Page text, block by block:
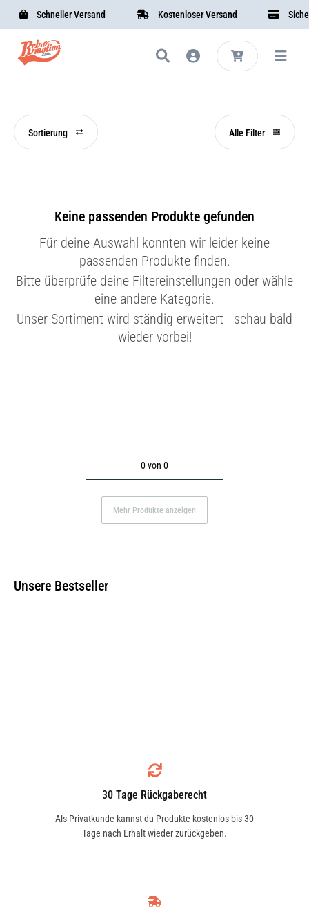
Schneller Versand Kostenloser Versand
Sortierung Alle Filter
Keine passenden Produkte gefunden
Für deine Auswahl konnten wir leider keine
passenden Produkte finden.
Bitte überprüfe deine Filtereinstellungen oder wähle
eine andere Kategorie.
Unser Sortiment wird ständig erweitert - schau bald
wieder vorbei!
0 von 0
Mehr Produkte anzeigen
Unsere Bestseller
30 Tage Rückgaberecht
Als Privatkunde kannst du Produkte kostenlos bis 30
Tage nach Erhalt wieder zurückgeben.